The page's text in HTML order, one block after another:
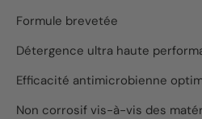
Formule brevetée
Détergence ultra haute
Efficacité antimicrobienne
Non corrosif vis-à-vis des